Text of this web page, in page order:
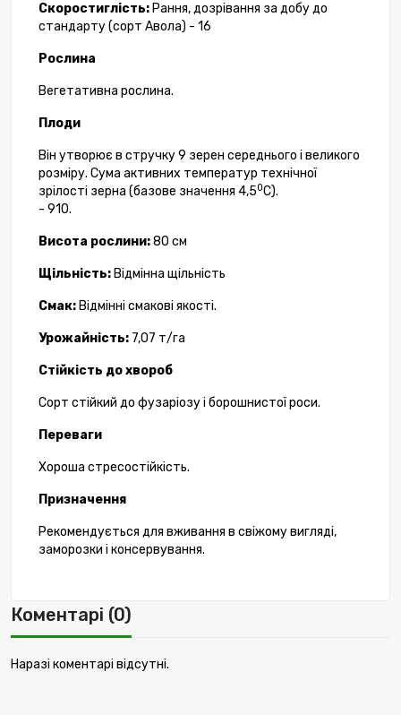
Скоростиглість: Рання, дозрівання за добу до
стандарту (сорт Авола) - 16
Рослина
Вегетативна рослина.
Плоди
Він утворює в стручку 9 зерен середнього і великого
розміру. Сума активних температур технічної
зрілості зерна (базове значення 4,50С).
- 910.
Висота рослини:80 см
Щільність: Відмінна щільність
Смак: Відмінні смакові якості.
Урожайність: 7,07 т/га
Стійкість до хвороб
Сорт стійкий до фузаріозу і борошнистої роси.
Переваги
Хороша стресостійкість.
Призначення
Рекомендується для вживання в свіжому вигляді,
заморозки і консервування.
Коментарі (0)
Наразі коментарі відсутні.